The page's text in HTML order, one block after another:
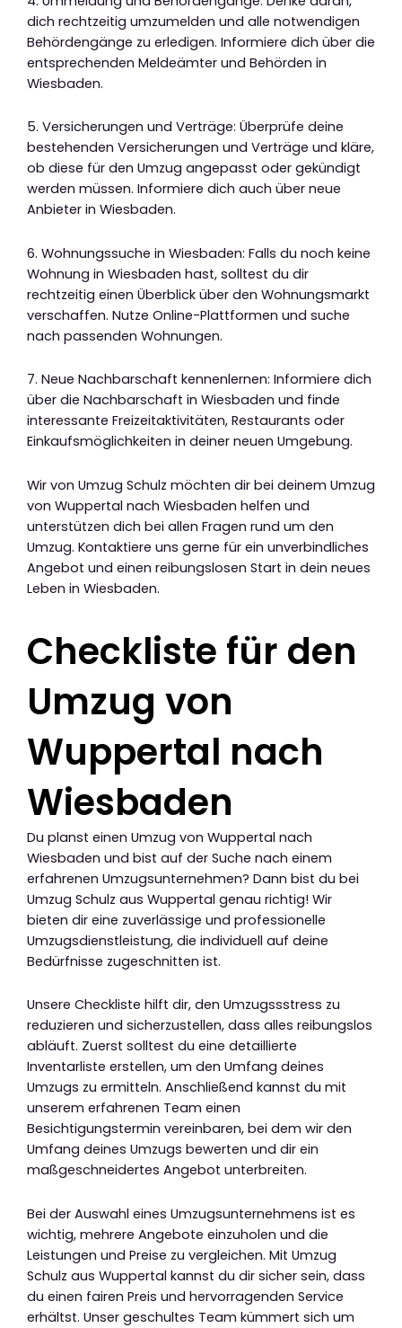
dich rechtzeitig umzumelden und alle notwendigen
Behördengänge zu erledigen. Informiere dich über die
entsprechenden Meldeämter und Behörden in
Wiesbaden.
5. Versicherungen und Verträge: Überprüfe deine
bestehenden Versicherungen und Verträge und kläre,
ob diese für den Umzug angepasst oder gekündigt
werden müssen. Informiere dich auch über neue
Anbieter in Wiesbaden.
6. Wohnungssuche in Wiesbaden: Falls du noch keine
Wohnung in Wiesbaden hast, solltest du dir
rechtzeitig einen Überblick über den Wohnungsmarkt
verschaffen. Nutze Online-Plattformen und suche
nach passenden Wohnungen.
7. Neue Nachbarschaft kennenlernen: Informiere dich
über die Nachbarschaft in Wiesbaden und finde
interessante Freizeitaktivitäten, Restaurants oder
Einkaufsmöglichkeiten in deiner neuen Umgebung.
Wir von Umzug Schulz möchten dir bei deinem Umzug
von Wuppertal nach Wiesbaden helfen und
unterstützen dich bei allen Fragen rund um den
Umzug. Kontaktiere uns gerne für ein unverbindliches
Angebot und einen reibungslosen Start in dein neues
Leben in Wiesbaden.
Checkliste für den
Umzug von
Wuppertal nach
Wiesbaden
Du planst einen Umzug von Wuppertal nach
Wiesbaden und bist auf der Suche nach einem
erfahrenen Umzugsunternehmen? Dann bist du bei
Umzug Schulz aus Wuppertal genau richtig! Wir
bieten dir eine zuverlässige und professionelle
Umzugsdienstleistung, die individuell auf deine
Bedürfnisse zugeschnitten ist.
Unsere Checkliste hilft dir, den Umzugssstress zu
reduzieren und sicherzustellen, dass alles reibungslos
abläuft. Zuerst solltest du eine detaillierte
Inventarliste erstellen, um den Umfang deines
Umzugs zu ermitteln. Anschließend kannst du mit
unserem erfahrenen Team einen
Besichtigungstermin vereinbaren, bei dem wir den
Umfang deines Umzugs bewerten und dir ein
maßgeschneidertes Angebot unterbreiten.
Bei der Auswahl eines Umzugsunternehmens ist es
wichtig, mehrere Angebote einzuholen und die
Leistungen und Preise zu vergleichen. Mit Umzug
Schulz aus Wuppertal kannst du dir sicher sein, dass
du einen fairen Preis und hervorragenden Service
erhältst. Unser geschultes Team kümmert sich um